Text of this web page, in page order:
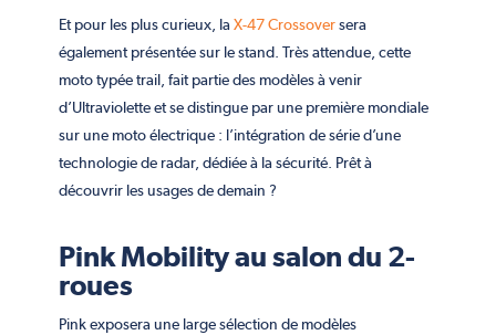
Et pour les plus curieux, la X-47 Crossover sera
également présentée sur le stand. Très attendue, cette
moto typée trail, fait partie des modèles à venir
d’Ultraviolette et se distingue par une première mondiale
sur une moto électrique : l’intégration de série d’une
technologie de radar, dédiée à la sécurité. Prêt à
découvrir les usages de demain ?
Pink Mobility au salon du 2-
roues
Pink exposera une large sélection de modèles